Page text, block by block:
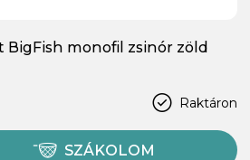
BigFish monofil zsinór zöld
Raktáron
SZÁKOLOM